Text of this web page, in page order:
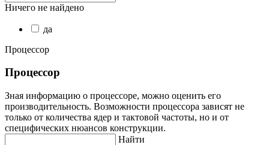
Ничего не найдено
да
Процессор
Процессор
Зная информацию о процессоре, можно оценить его
производительность. Возможности процессора зависят не
только от количества ядер и тактовой частоты, но и от
специфических нюансов конструкции.
Найти